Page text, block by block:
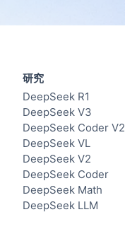
研究
DeepSeek R1
DeepSeek V3
DeepSeek Coder V2
DeepSeek VL
DeepSeek V2
DeepSeek Coder
DeepSeek Math
DeepSeek LLM